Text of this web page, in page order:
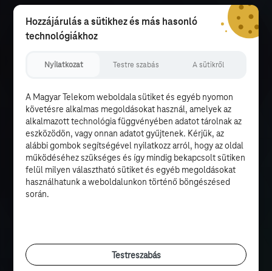
Hozzájárulás a sütikhez és más hasonló
technológiákhoz
Nyilatkozat Testre szabás A sütikről
A Magyar Telekom weboldala sütiket és egyéb nyomon
követésre alkalmas megoldásokat használ, amelyek az
alkalmazott technológia függvényében adatot tárolnak az
eszközödön, vagy onnan adatot gyűjtenek. Kérjük, az
alábbi gombok segítségével nyilatkozz arról, hogy az oldal
működéséhez szükséges és így mindig bekapcsolt sütiken
felül milyen választható sütiket és egyéb megoldásokat
használhatunk a weboldalunkon történő böngészésed
során.
Testreszabás